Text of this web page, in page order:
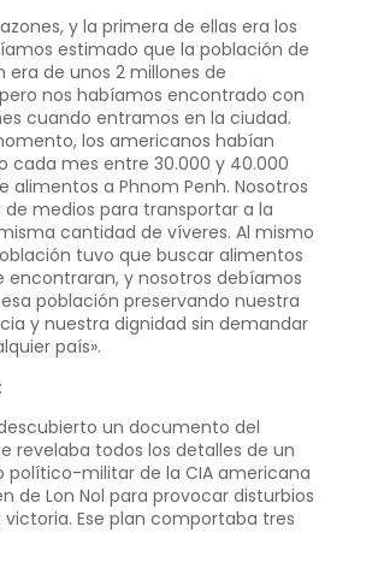
y la primera de ellas era los
estimado que la población de
era de unos 2 millones de
nos habíamos encontrado con
cuando entramos en la ciudad.
los americanos habían
cada mes entre 30.000 y 40.000
alimentos a Phnom Penh. Nosotros
medios para transportar a la
cantidad de víveres. Al mismo
tuvo que buscar alimentos
encontraran, y nosotros debíamos
población preservando nuestra
y nuestra dignidad sin demandar
país».
un documento del
revelaba todos los detalles de un
político-militar de la CIA americana
de Lon Nol para provocar disturbios
Ese plan comportaba tres